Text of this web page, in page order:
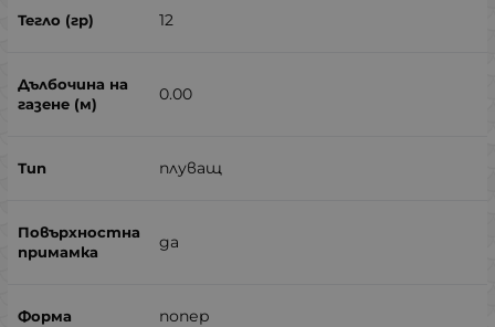
12
0.00
плуващ
да
попер